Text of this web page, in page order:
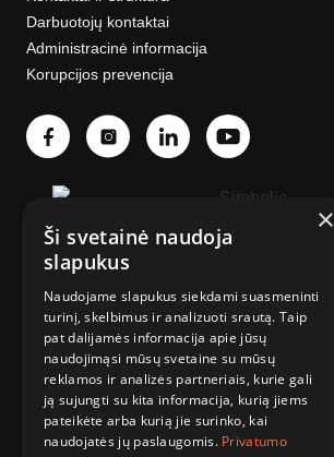
Darbuotojų kontaktai
Administracinė informacija
Korupcijos prevencija
© 2025 Visos teisės saugomos.
×
Ši svetainė naudoja
slapukus
Naudojame slapukus siekdami suasmeninti
turinį, skelbimus ir analizuoti srautą. Taip
pat dalijamės informacija apie jūsų
naudojimąsi mūsų svetaine su mūsų
reklamos ir analizės partneriais, kurie gali
ją sujungti su kita informacija, kurią jiems
pateikėte arba kurią jie surinko, kai
naudojatės jų paslaugomis. Privatumo